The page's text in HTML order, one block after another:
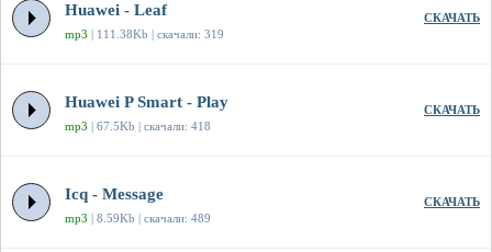
Huawei - Leaf
mp3 | 111.38Kb | скачали: 319
СКАЧАТЬ
Huawei P Smart - Play
mp3 | 67.5Kb | скачали: 418
СКАЧАТЬ
Icq - Message
mp3 | 8.59Kb | скачали: 489
СКАЧАТЬ